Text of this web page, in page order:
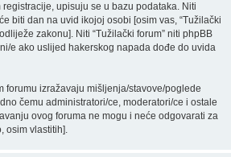
upisuju se u bazu podataka. Niti
biti dan na uvid ikojoj osobi [osim vas, “Tužilački
zakonu]. Niti “Tužilački forum” niti phpBB
e ako uslijed hakerskog napada dođe do uvida
forumu izražavaju mišljenja/stavove/poglede
čemu administratori/ce, moderatori/ce i ostale
ovog foruma ne mogu i neće odgovarati za
osim vlastitih].